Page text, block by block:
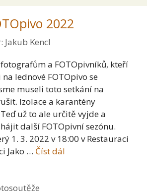
2022
Jakub Kencl
a FOTOpivníků, kteří
lednové FOTOpivo se
museli toto setkání na
Izolace a karantény
už to ale určitě vyjde a
další FOTOpivní sezónu.
1. 3. 2022 v 18:00 v Restauraci
Jako … Číst dál